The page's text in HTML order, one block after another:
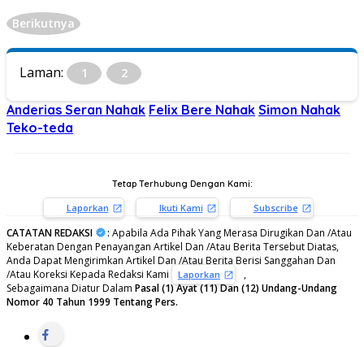
Berikutnya
Laman: 1 2
Anderias Seran Nahak Felix Bere Nahak Simon Nahak
Teko-teda
Tetap Terhubung Dengan Kami:
Laporkan Ikuti Kami Subscribe
CATATAN REDAKSI : Apabila Ada Pihak Yang Merasa Dirugikan Dan /Atau
Keberatan Dengan Penayangan Artikel Dan /Atau Berita Tersebut Diatas,
Anda Dapat Mengirimkan Artikel Dan /Atau Berita Berisi Sanggahan Dan
/Atau Koreksi Kepada Redaksi Kami
Laporkan
,
Sebagaimana Diatur Dalam Pasal (1) Ayat (11) Dan (12) Undang-Undang
Nomor 40 Tahun 1999 Tentang Pers.